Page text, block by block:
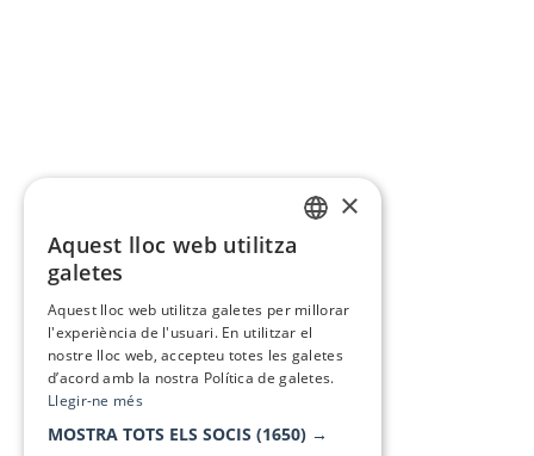
×
Aquest lloc web utilitza
galetes
Aquest lloc web utilitza galetes per millorar
l'experiència de l'usuari. En utilitzar el
nostre lloc web, accepteu totes les galetes
d’acord amb la nostra Política de galetes.
Llegir-ne més
MOSTRA TOTS ELS SOCIS (1650) →